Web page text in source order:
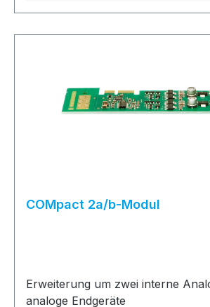
COMpact 2a/b-Modul
Erweiterung um zwei interne
analoge Endgeräte